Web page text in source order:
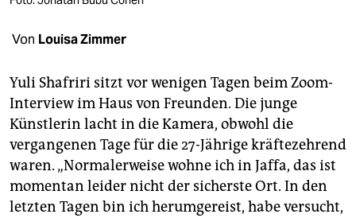
veranstaltungen
shop
unterstützen
abo
genossenschaft
epaper login
Von Louisa Zimmer
Yuli Shafriri sitzt vor wenigen Tagen beim Zoom-
Interview im Haus von Freunden. Die junge
Künstlerin lacht in die Kamera, obwohl die
vergangenen Tage für die 27-Jährige kräftezehrend
waren. „Normalerweise wohne ich in Jaffa, das ist
momentan leider nicht der sicherste Ort. In den
letzten Tagen bin ich herumgereist, habe versucht,